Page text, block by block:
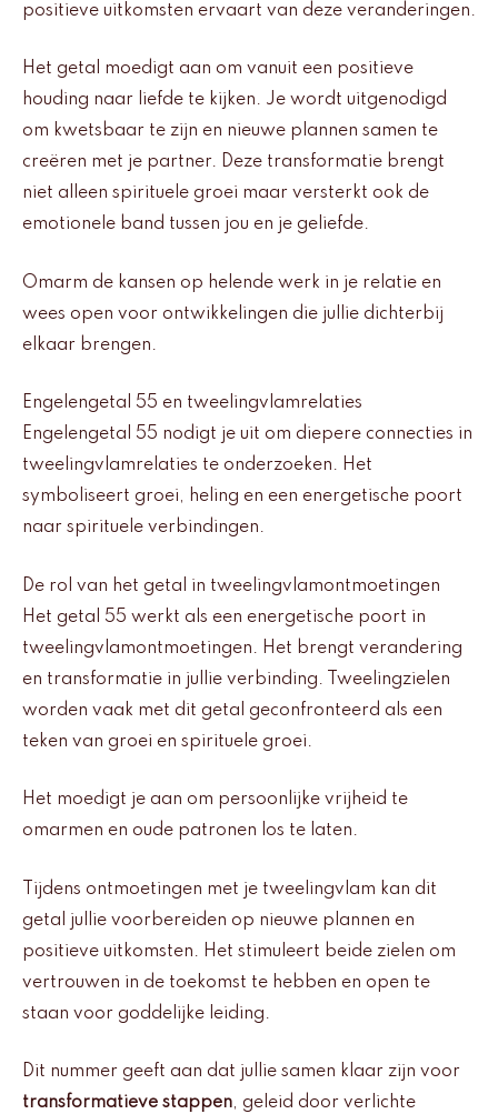
positieve uitkomsten ervaart van deze veranderingen.
Het getal moedigt aan om vanuit een positieve
houding naar liefde te kijken. Je wordt uitgenodigd
om kwetsbaar te zijn en nieuwe plannen samen te
creëren met je partner. Deze transformatie brengt
niet alleen spirituele groei maar versterkt ook de
emotionele band tussen jou en je geliefde.
Omarm de kansen op helende werk in je relatie en
wees open voor ontwikkelingen die jullie dichterbij
elkaar brengen.
Engelengetal 55 en tweelingvlamrelaties
Engelengetal 55 nodigt je uit om diepere connecties in
tweelingvlamrelaties te onderzoeken. Het
symboliseert groei, heling en een energetische poort
naar spirituele verbindingen.
De rol van het getal in tweelingvlamontmoetingen
Het getal 55 werkt als een energetische poort in
tweelingvlamontmoetingen. Het brengt verandering
en transformatie in jullie verbinding. Tweelingzielen
worden vaak met dit getal geconfronteerd als een
teken van groei en spirituele groei.
Het moedigt je aan om persoonlijke vrijheid te
omarmen en oude patronen los te laten.
Tijdens ontmoetingen met je tweelingvlam kan dit
getal jullie voorbereiden op nieuwe plannen en
positieve uitkomsten. Het stimuleert beide zielen om
vertrouwen in de toekomst te hebben en open te
staan voor goddelijke leiding.
Dit nummer geeft aan dat jullie samen klaar zijn voor
transformatieve stappen, geleid door verlichte